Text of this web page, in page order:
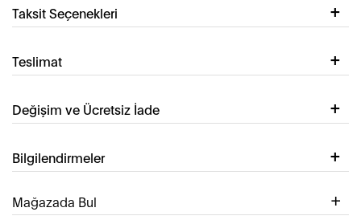
Taksit Seçenekleri
Teslimat
Değişim ve Ücretsiz İade
Bilgilendirmeler
Mağazada Bul